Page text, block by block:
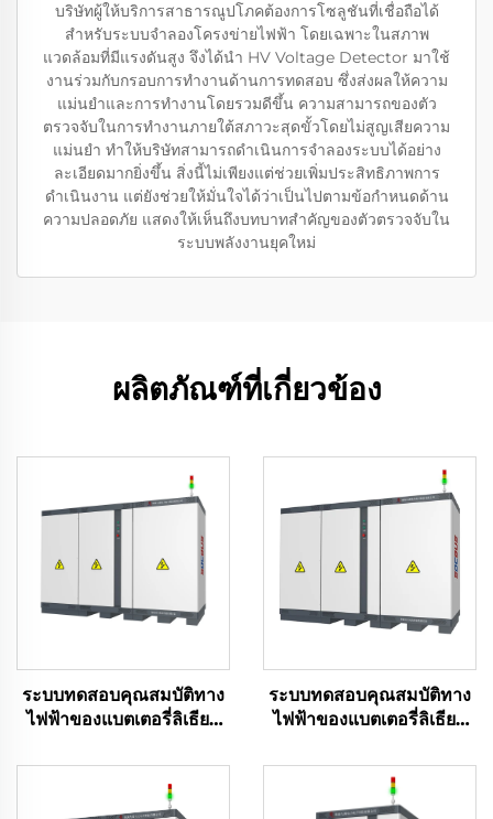
บริษัทผู้ให้บริการสาธารณูปโภคต้องการโซลูชันที่เชื่อถือได้
สำหรับระบบจำลองโครงข่ายไฟฟ้า โดยเฉพาะในสภาพ
แวดล้อมที่มีแรงดันสูง จึงได้นำ HV Voltage Detector มาใช้
งานร่วมกับกรอบการทำงานด้านการทดสอบ ซึ่งส่งผลให้ความ
แม่นยำและการทำงานโดยรวมดีขึ้น ความสามารถของตัว
ตรวจจับในการทำงานภายใต้สภาวะสุดขั้วโดยไม่สูญเสียความ
แม่นยำ ทำให้บริษัทสามารถดำเนินการจำลองระบบได้อย่าง
ละเอียดมากยิ่งขึ้น สิ่งนี้ไม่เพียงแต่ช่วยเพิ่มประสิทธิภาพการ
ดำเนินงาน แต่ยังช่วยให้มั่นใจได้ว่าเป็นไปตามข้อกำหนดด้าน
ความปลอดภัย แสดงให้เห็นถึงบทบาทสำคัญของตัวตรวจจับใน
ระบบพลังงานยุคใหม่
ผลิตภัณฑ์ที่เกี่ยวข้อง
ระบบทดสอบคุณสมบัติทาง
ไฟฟ้าของแบตเตอรี่ลิเธียม
ระบบทดสอบคุณสมบัติทาง
ไฟฟ้าของแบตเตอรี่ลิเธียม